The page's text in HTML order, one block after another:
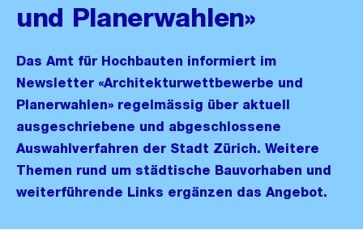
und Planerwahlen»
Das Amt für Hochbauten informiert im
Newsletter «Architekturwettbewerbe und
Planerwahlen» regelmässig über aktuell
ausgeschriebene und abgeschlossene
Auswahlverfahren der Stadt Zürich. Weitere
Themen rund um städtische Bauvorhaben und
weiterführende Links ergänzen das Angebot.